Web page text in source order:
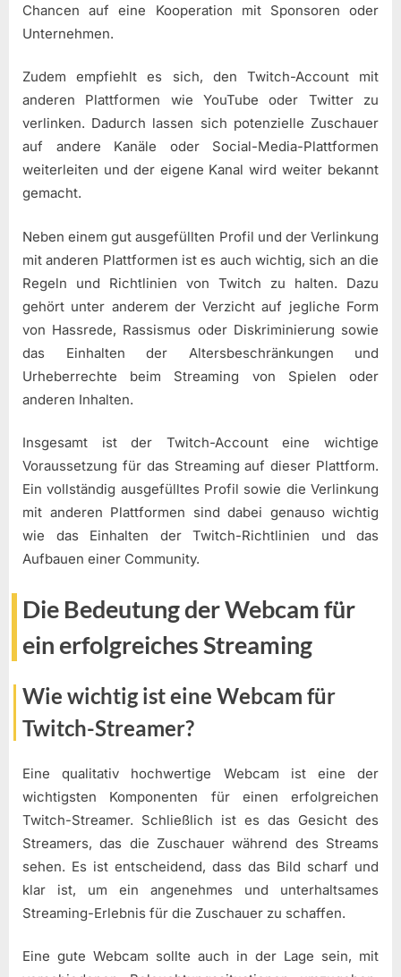
Chancen auf eine Kooperation mit Sponsoren oder
Unternehmen.
Zudem empfiehlt es sich, den Twitch-Account mit
anderen Plattformen wie YouTube oder Twitter zu
verlinken. Dadurch lassen sich potenzielle Zuschauer
auf andere Kanäle oder Social-Media-Plattformen
weiterleiten und der eigene Kanal wird weiter bekannt
gemacht.
Neben einem gut ausgefüllten Profil und der Verlinkung
mit anderen Plattformen ist es auch wichtig, sich an die
Regeln und Richtlinien von Twitch zu halten. Dazu
gehört unter anderem der Verzicht auf jegliche Form
von Hassrede, Rassismus oder Diskriminierung sowie
das Einhalten der Altersbeschränkungen und
Urheberrechte beim Streaming von Spielen oder
anderen Inhalten.
Insgesamt ist der Twitch-Account eine wichtige
Voraussetzung für das Streaming auf dieser Plattform.
Ein vollständig ausgefülltes Profil sowie die Verlinkung
mit anderen Plattformen sind dabei genauso wichtig
wie das Einhalten der Twitch-Richtlinien und das
Aufbauen einer Community.
Die Bedeutung der Webcam für
ein erfolgreiches Streaming
Wie wichtig ist eine Webcam für
Twitch-Streamer?
Eine qualitativ hochwertige Webcam ist eine der
wichtigsten Komponenten für einen erfolgreichen
Twitch-Streamer. Schließlich ist es das Gesicht des
Streamers, das die Zuschauer während des Streams
sehen. Es ist entscheidend, dass das Bild scharf und
klar ist, um ein angenehmes und unterhaltsames
Streaming-Erlebnis für die Zuschauer zu schaffen.
Eine gute Webcam sollte auch in der Lage sein, mit